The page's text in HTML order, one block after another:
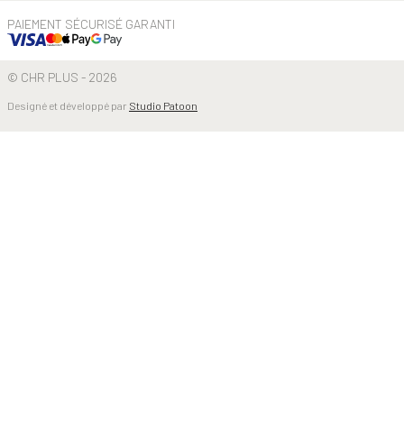
PAIEMENT SÉCURISÉ GARANTI
© CHR PLUS - 2026
Designé et développé par Studio Patoon